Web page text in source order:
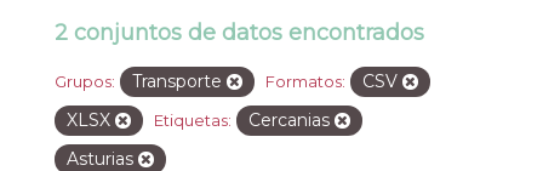
2 conjuntos de datos encontrados
Grupos: Transporte Formatos:
CSV
XLSX
Etiquetas:
Cercanias
Asturias